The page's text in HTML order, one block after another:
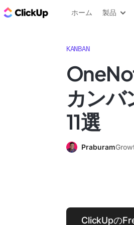
ClickUp ブログ
ホーム 製品
KANBAN
カンバ
11選
Praburam
ClickUpの